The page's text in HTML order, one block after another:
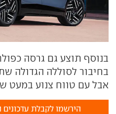
בחיבור לסוללה הגדולה
אבל עם טווח צנוע במעט של 675
הירשמו לקבלת